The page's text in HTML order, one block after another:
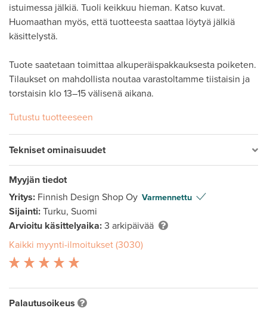
istuimessa jälkiä. Tuoli keikkuu hieman. Katso kuvat.
Huomaathan myös, että tuotteesta saattaa löytyä jälkiä
käsittelystä.
Tuote saatetaan toimittaa alkuperäispakkauksesta poiketen.
Tilaukset on mahdollista noutaa varastoltamme tiistaisin ja
Tutustu tuotteeseen
Tekniset ominaisuudet
Myyjän tiedot
Yritys: Finnish Design Shop Oy Varmennettu
Sijainti: Turku, Suomi
Arvioitu käsittelyaika: 3 arkipäivää
Kaikki myynti-ilmoitukset (3030)
Palautusoikeus